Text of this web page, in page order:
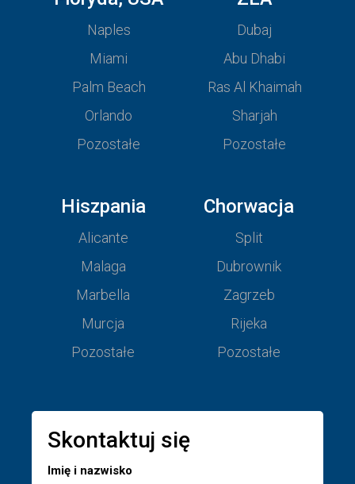
Naples
Miami
Palm Beach
Orlando
Pozostałe
Dubaj
Abu Dhabi
Ras Al Khaimah
Sharjah
Pozostałe
Hiszpania
Alicante
Malaga
Marbella
Murcja
Pozostałe
Chorwacja
Split
Dubrownik
Zagrzeb
Rijeka
Pozostałe
Skontaktuj się
Imię i nazwisko